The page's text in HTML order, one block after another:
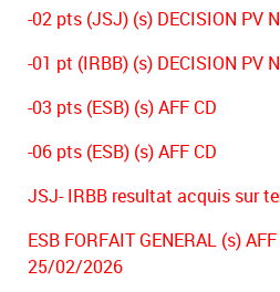
-02 pts (JSJ) (s) DECISION PV
-01 pt (IRBB) (s) DECISION PV
-03 pts (ESB) (s) AFF CD
-06 pts (ESB) (s) AFF CD
JSJ- IRBB resultat acquis sur
ESB FORFAIT GENERAL (s)
25/02/2026